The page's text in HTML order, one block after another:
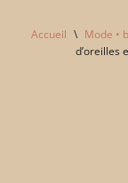
Accueil \ Mode •
d’oreilles